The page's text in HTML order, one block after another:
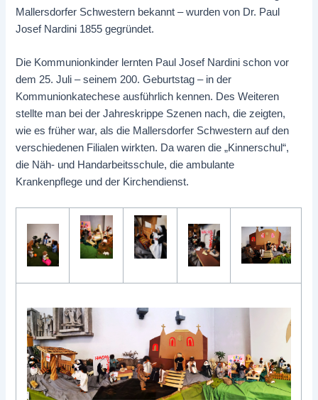
Mallersdorfer Schwestern bekannt – wurden von Dr. Paul
Josef Nardini 1855 gegründet.
Die Kommunionkinder lernten Paul Josef Nardini schon vor
dem 25. Juli – seinem 200. Geburtstag – in der
Kommunionkatechese ausführlich kennen. Des Weiteren
stellte man bei der Jahreskrippe Szenen nach, die zeigten,
wie es früher war, als die Mallersdorfer Schwestern auf den
verschiedenen Filialen wirkten. Da waren die „Kinnerschul“,
die Näh- und Handarbeitsschule, die ambulante
Krankenpflege und der Kirchendienst.